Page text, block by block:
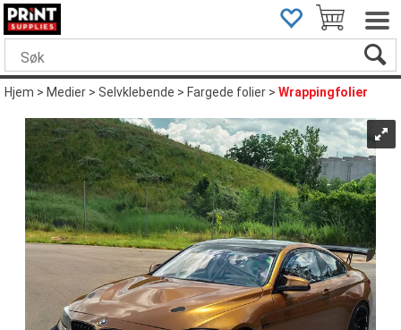
Hjem>Medier>Selvklebende>Fargede folier>Wrappingfolier